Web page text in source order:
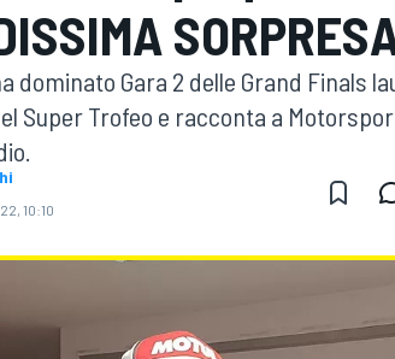
WEC
dominato Gara 2 delle Grand Finals
Super Trofeo e racconta a
10:10